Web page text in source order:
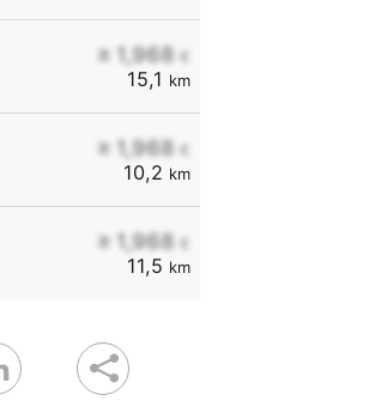
≥ 1,968 €
15,1 km
≥ 1,968 €
10,2 km
≥ 1,968 €
11,5 km